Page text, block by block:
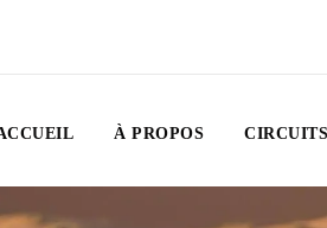
À PROPOS CIRCUITS